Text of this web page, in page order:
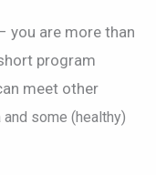
you are more than
program
meet other
and some (healthy)